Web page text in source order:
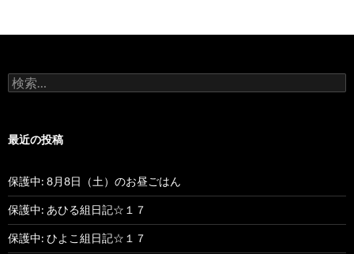
ゲ
シ
ン
検
索
最近の投稿
保護中: 8月8日（土）のお昼ごはん
保護中: あひる組日記☆１７
保護中: ひよこ組日記☆１７